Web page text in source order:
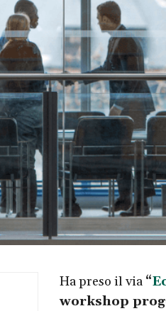
Ha preso il via “
workshop